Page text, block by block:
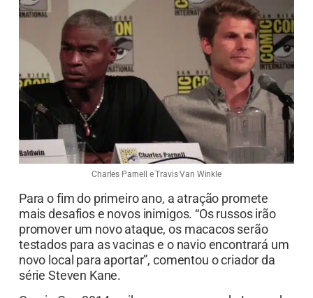
Charles Parnell e Travis Van Winkle
Para o fim do primeiro ano, a atração promete
mais desafios e novos inimigos. “Os russos irão
promover um novo ataque, os macacos serão
testados para as vacinas e o navio encontrará um
novo local para aportar”, comentou o criador da
série Steven Kane.